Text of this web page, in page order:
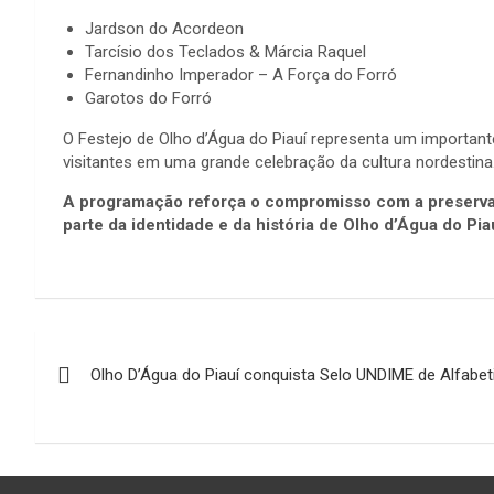
Jardson do Acordeon
Tarcísio dos Teclados & Márcia Raquel
Fernandinho Imperador – A Força do Forró
Garotos do Forró
O Festejo de Olho d’Água do Piauí representa um
visitantes em uma grande celebração da cultura
A programação reforça o compromisso com a
parte da identidade e da história de Olho d’Água do
de
Post
Olho D’Água do Piauí conquista Selo UNDIME de